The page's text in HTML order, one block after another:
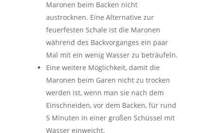
Maronen beim Backen nicht
austrocknen. Eine Alternative zur
feuerfesten Schale ist die Maronen
während des Backvorganges ein paar
Mal mit ein wenig Wasser zu beträufeln.
Eine weitere Möglichkeit, damit die
Maronen beim Garen nicht zu trocken
werden ist, wenn man sie nach dem
Einschneiden, vor dem Backen, für rund
5 Minuten in einer großen Schüssel mit
Wasser einweicht.